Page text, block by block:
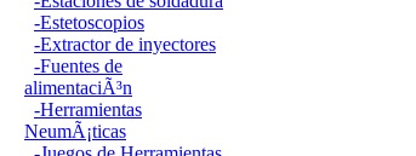
-Estetoscopios
-Extractor de inyectores
-Fuentes de
alimentaciÃ³n
-Herramientas
NeumÃ¡ticas